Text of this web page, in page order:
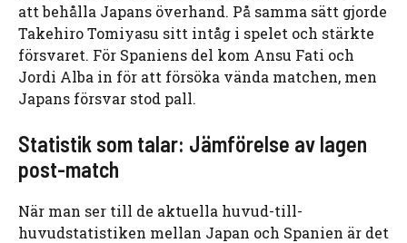
att behålla Japans överhand. På samma sätt gjorde
Takehiro Tomiyasu sitt intåg i spelet och stärkte
försvaret. För Spaniens del kom Ansu Fati och
Jordi Alba in för att försöka vända matchen, men
Japans försvar stod pall.
Statistik som talar: Jämförelse av lagen
post-match
När man ser till de aktuella huvud-till-
huvudstatistiken mellan Japan och Spanien är det